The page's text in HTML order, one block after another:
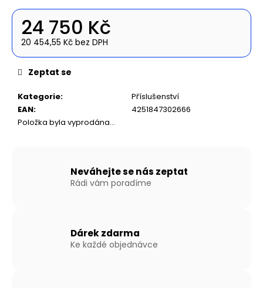
24 750 Kč
20 454,55 Kč bez DPH
Kategorie:
Příslušenství
EAN:
4251847302666
Položka byla vyprodána…
Zeptat se
Neváhejte se nás zeptat
Rádi vám poradíme
Dárek zdarma
Ke každé objednávce
NAFUKOVACÍ
ČLUN
WILLIS
BOATS
RY-
BD330
ZELENÉ
SE
SKLÁDACÍ
DŘEVĚNOU
PODLAHOU